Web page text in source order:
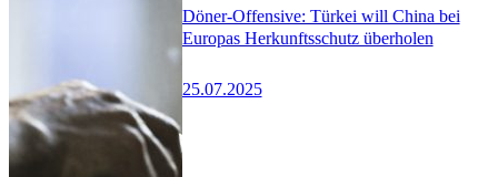
Döner-Offensive: Türkei will China bei
Europas Herkunftsschutz überholen
25.07.2025